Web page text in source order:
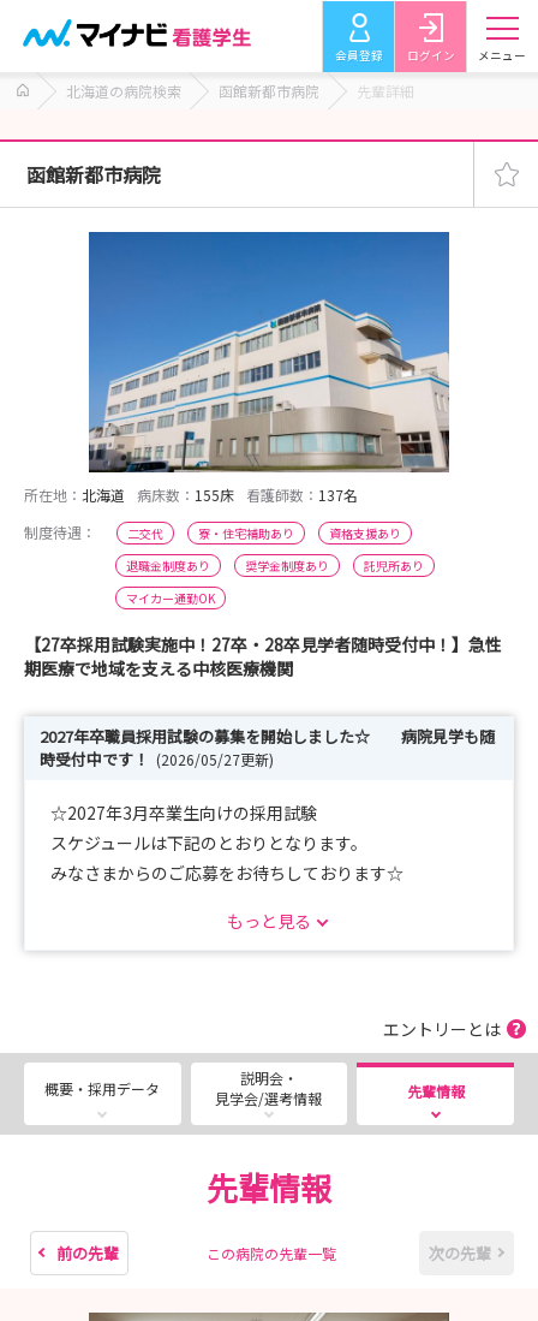
会員登録 ログイン メニュー
北海道の病院検索 函館新都市病院 先輩詳細
函館新都市病院
所在地： 北海道 病床数： 155床 看護師数： 137名
制度待遇：
二交代 寮・住宅補助あり
資格支援あり
退職金制度あり
奨学金制度あり
託児所あり
マイカー通勤OK
【27卒採用試験実施中！27卒・28卒見学者随時受付中！】急性
期医療で地域を支える中核医療機関
2027年卒職員採用試験の募集を開始しました☆ 病院見学も随
時受付中です！
(2026/05/27更新)
☆2027年3月卒業生向けの採用試験
スケジュールは下記のとおりとなります。
みなさまからのご応募をお待ちしております☆
・2026年 8月14日（金） 受付期間：7月1日（水）～7月
31日（金）
・2026年11月27日（金） 受付期間：10月1日（木）～
11月13日（金）
試験詳細は当院ホームページに記載している試験案内をご
確認下さい。
https://yushinkai.jp/recruit/news/news/20260302hako
もっと見る
エントリーとは
概要・採用データ
説明会・
見学会/選考情報
先輩情報
先輩情報
前の先輩 この病院の先輩一覧 次の先輩